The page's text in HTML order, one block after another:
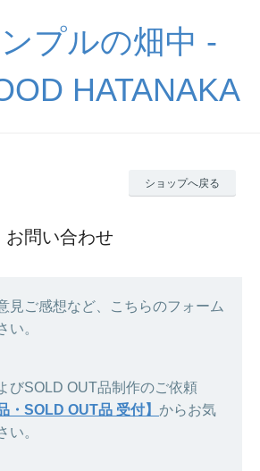
プルの畑中 -
HATANAKA
ショップへ戻る
お問い合わせ
見ご感想など、こちらのフォーム
い。
びSOLD OUT品制作のご依頼
・SOLD OUT品 受付】 からお気
い。